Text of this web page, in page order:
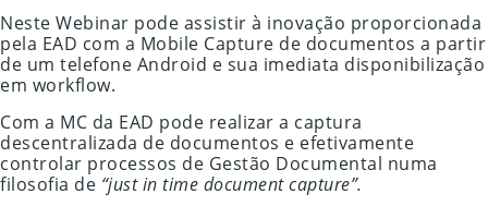
Neste Webinar pode assistir à inovação proporcionada
pela EAD com a Mobile Capture de documentos a partir
de um telefone Android e sua imediata disponibilização
em workflow.
Com a MC da EAD pode realizar a captura
descentralizada de documentos e efetivamente
controlar processos de Gestão Documental numa
filosofia de “just in time document capture”.